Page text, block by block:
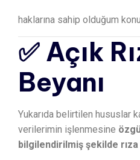
haklarına sahip olduğum
✅ Açık
Beyanı
Yukarıda belirtilen hususlar
verilerimin işlenmesine
bilgilendirilmiş şekilde